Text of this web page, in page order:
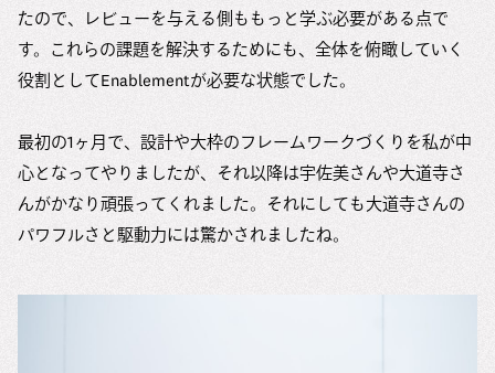
たので、レビューを与える側ももっと学ぶ必要がある点で
す。これらの課題を解決するためにも、全体を俯瞰していく
役割としてEnablementが必要な状態でした。
最初の1ヶ月で、設計や大枠のフレームワークづくりを私が中
心となってやりましたが、それ以降は宇佐美さんや大道寺さ
んがかなり頑張ってくれました。それにしても大道寺さんの
パワフルさと駆動力には驚かされましたね。